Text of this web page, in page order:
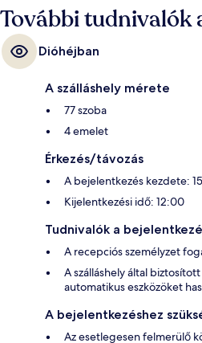
Tricolore villamosmegálló csak pár
pedig 4 perc séta.
További tudnivalók
Dióhéjban
A szálláshely mérete
77 szoba
4 emelet
Érkezés/távozás
A bejelentkezés kezdete:
Kijelentkezési idő: 12:00
Tudnivalók a
A recepciós személyzet
A szálláshely által
automatikus eszközöket
A bejelentkezéshez
Az esetlegesen felmerülő